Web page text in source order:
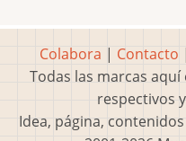
Colabora | Contacto |
Todas las marcas
respectivos
Idea, página,